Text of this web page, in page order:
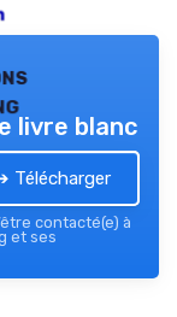
livre blanc
Télécharger
contacté(e) à
et ses